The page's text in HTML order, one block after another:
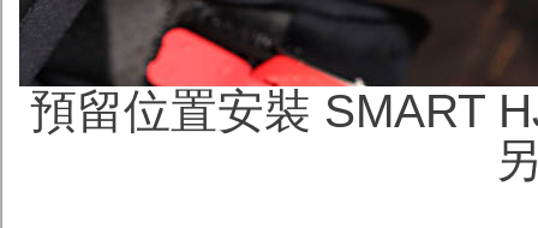
預留位置安裝 SMART